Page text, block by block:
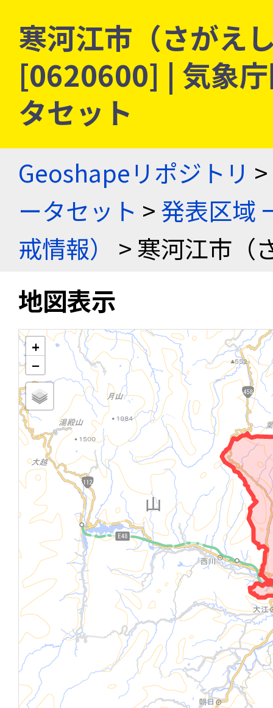
寒河江市（さがえ
[0620600] | 気象
タセット
Geoshapeリポジトリ >
ータセット >発表区域
戒情報）
> 寒河江市（
地図表示
+
−